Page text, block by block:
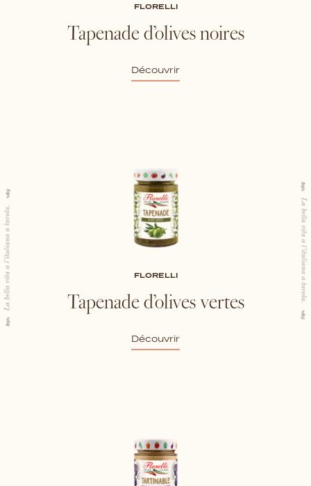
FLORELLI
Tapenade d’olives noires
Découvrir
FLORELLI
Tapenade d’olives vertes
Découvrir